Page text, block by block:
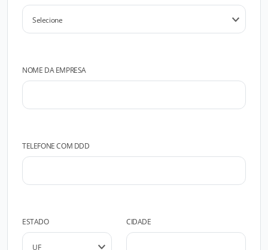
NOME DA EMPRESA
TELEFONE COM DDD
ESTADO CIDADE